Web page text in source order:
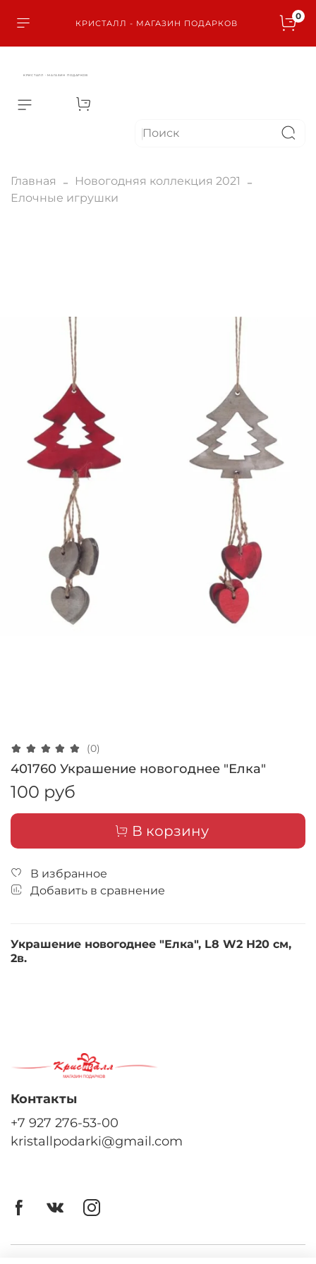
КРИСТАЛЛ - МАГАЗИН ПОДАРКОВ
0
КРИСТАЛЛ - МАГАЗИН ПОДАРКОВ
Главная
Новогодняя коллекция 2021
Елочные игрушки
(0)
401760 Украшение новогоднее "Елка"
100 руб
В корзину
В избранное
Добавить в сравнение
Украшение новогоднее "Елка", L8 W2 H20 см,
2в.
Контакты
+7 927 276-53-00
kristallpodarki@gmail.com